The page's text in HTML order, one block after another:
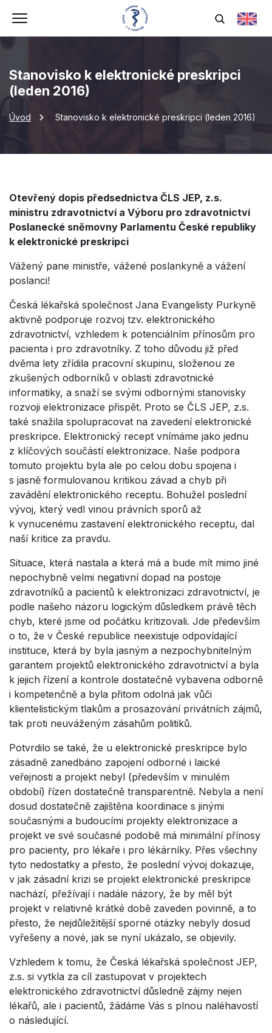
Stanovisko k elektronické preskripci
(leden 2016)
Úvod Stanovisko k elektronické preskripci (leden 2016)
Otevřený dopis předsednictva ČLS JEP, z.s.
ministru zdravotnictví a Výboru pro zdravotnictví
Poslanecké sněmovny Parlamentu České republiky
k elektronické preskripci
Vážený pane ministře, vážené poslankyně a vážení
poslanci!
Česká lékařská společnost Jana Evangelisty Purkyně
aktivně podporuje rozvoj tzv. elektronického
zdravotnictví, vzhledem k potenciálním přínosům pro
pacienta i pro zdravotníky. Z toho důvodu již před
dvěma lety zřídila pracovní skupinu, složenou ze
zkušených odborníků v oblasti zdravotnické
informatiky, a snaží se svými odbornými stanovisky
rozvoji elektronizace přispět. Proto se ČLS JEP, z.s.
také snažila spolupracovat na zavedení elektronické
preskripce. Elektronický recept vnímáme jako jednu
z klíčových součástí elektronizace. Naše podpora
tomuto projektu byla ale po celou dobu spojena i
s jasně formulovanou kritikou závad a chyb při
zavádění elektronického receptu. Bohužel poslední
vývoj, který vedl vinou právních sporů až
k vynucenému zastavení elektronického receptu, dal
naší kritice za pravdu.
Situace, která nastala a která má a bude mít mimo jiné
nepochybně velmi negativní dopad na postoje
zdravotníků a pacientů k elektronizaci zdravotnictví, je
podle našeho názoru logickým důsledkem právě těch
chyb, které jsme od počátku kritizovali. Jde především
o to, že v České republice neexistuje odpovídající
instituce, která by byla jasným a nezpochybnitelným
garantem projektů elektronického zdravotnictví a byla
k jejich řízení a kontrole dostatečně vybavena odborně
i kompetenčně a byla přitom odolná jak vůči
klientelistickým tlakům a prosazování privátních zájmů,
tak proti neuváženým zásahům politiků.
Potvrdilo se také, že u elektronické preskripce bylo
zásadně zanedbáno zapojení odborné i laické
veřejnosti a projekt nebyl (především v minulém
období) řízen dostatečně transparentně. Nebyla a není
dosud dostatečně zajištěna koordinace s jinými
současnými a budoucími projekty elektronizace a
projekt ve své současné podobě má minimální přínosy
pro pacienty, pro lékaře i pro lékárníky. Přes všechny
tyto nedostatky a přesto, že poslední vývoj dokazuje,
v jak zásadní krizi se projekt elektronické preskripce
nachází, přežívají i nadále názory, že by měl být
projekt v relativně krátké době zaveden povinně, a to
přesto, že nejdůležitější sporné otázky nebyly dosud
vyřešeny a nové, jak se nyní ukázalo, se objevily.
Vzhledem k tomu, že Česká lékařská společnost JEP,
z.s. si vytkla za cíl zastupovat v projektech
elektronického zdravotnictví důsledně zájmy nejen
lékařů, ale i pacientů, žádáme Vás s plnou naléhavostí
o následující.